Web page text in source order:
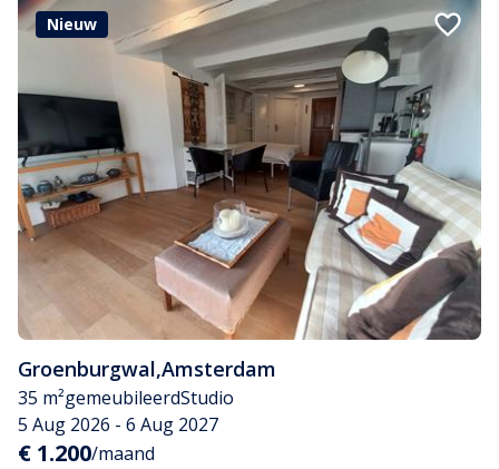
Nieuw
Groenburgwal,Amsterdam
35 m²gemeubileerdStudio
5 Aug 2026 - 6 Aug 2027
€ 1.200/maand